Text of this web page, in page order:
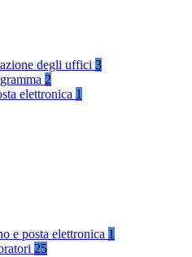
degli uffici 3
2
elettronica 1
e posta elettronica 1
25